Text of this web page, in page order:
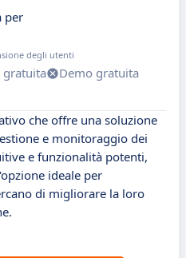
per
degli utenti
gratuita
Demo gratuita
che offre una soluzione
e monitoraggio dei
e funzionalità potenti,
ideale per
di migliorare la loro